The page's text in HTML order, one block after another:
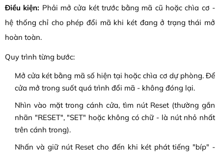
Điều kiện: Phải mở cửa két trước bằng mã cũ hoặc chìa cơ -
hệ thống chỉ cho phép đổi mã khi két đang ở trạng thái mở
hoàn toàn.
Quy trình từng bước:
Mở cửa két bằng mã số hiện tại hoặc chìa cơ dự phòng. Để
cửa mở trong suốt quá trình đổi mã - không đóng lại.
Nhìn vào mặt trong cánh cửa, tìm nút Reset (thường gắn
nhãn "RESET", "SET" hoặc không có chữ - là nút nhỏ nhất
trên cánh trong).
Nhấn và giữ nút Reset cho đến khi két phát tiếng "bíp" -